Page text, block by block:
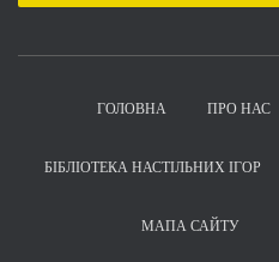
ГОЛОВНА ПРО НАС
БІБЛІОТЕКА НАСТІЛЬНИХ ІГОР
МАПА САЙТУ